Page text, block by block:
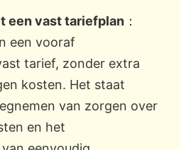
een vast tariefplan ：
een vooraf
tarief, zonder extra
kosten. Het staat
van zorgen over
en het